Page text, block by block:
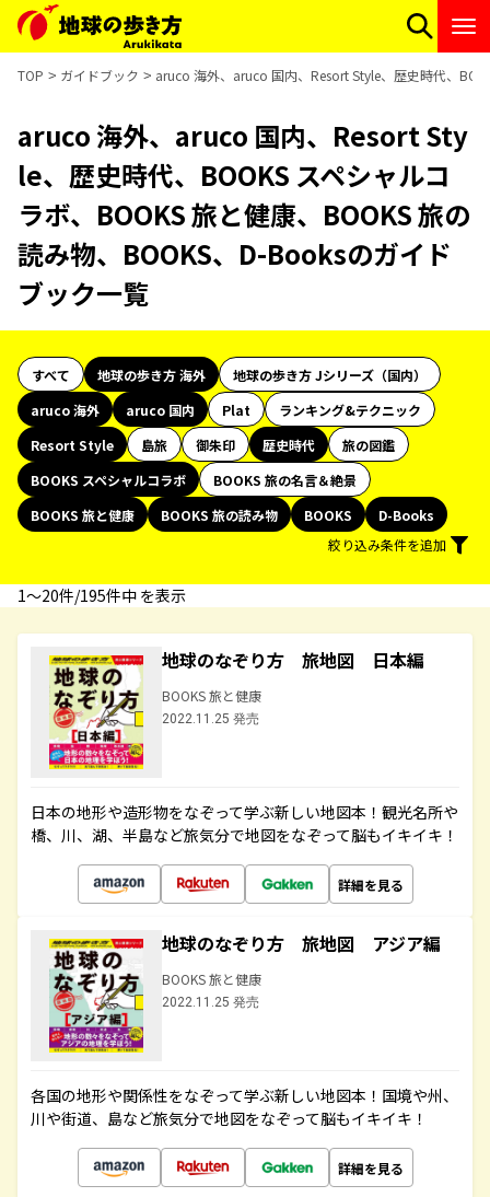
TOP ガイドブック aruco 海外、aruco 国内、Resort Style、歴史時代、
aruco 海外、aruco 国内、Resort Sty
le、歴史時代、BOOKS スペシャルコ
ラボ、BOOKS 旅と健康、BOOKS 旅の
読み物、BOOKS、D-Booksのガイド
ブック一覧
すべて 地球の歩き方 海外
地球の歩き方 Jシリーズ（国内）
aruco 海外
aruco 国内 Plat
ランキング&テクニック
Resort Style
島旅 御朱印 歴史時代
旅の図鑑
BOOKS スペシャルコラボ
BOOKS 旅の名言＆絶景
BOOKS 旅と健康
BOOKS 旅の読み物 BOOKS
D-Books
絞り込み条件を追加
1〜20件/195件中 を表示
地球のなぞり方 旅地図 日本編
BOOKS 旅と健康
2022.11.25 発売
日本の地形や造形物をなぞって学ぶ新しい地図本！観光名所や
橋、川、湖、半島など旅気分で地図をなぞって脳もイキイキ！
詳細を見る
地球のなぞり方 旅地図 アジア編
BOOKS 旅と健康
2022.11.25 発売
各国の地形や関係性をなぞって学ぶ新しい地図本！国境や州、
川や街道、島など旅気分で地図をなぞって脳もイキイキ！
詳細を見る